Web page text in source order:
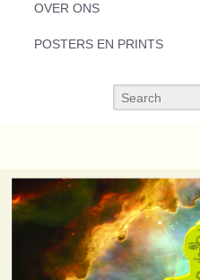
OVER ONS
POSTERS EN PRINTS